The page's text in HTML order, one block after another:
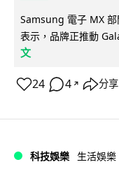
Samsung 電子 MX 部
表示，品牌正推動
文
24 4 ↗ 分享
科技娛樂 生活娛樂